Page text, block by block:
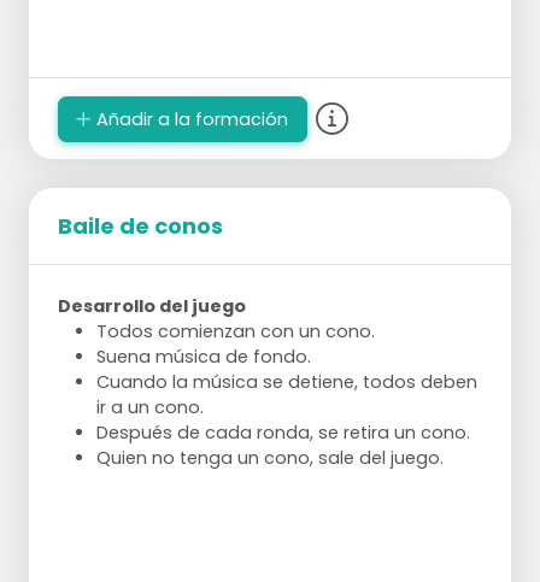
Añadir a la formación
Baile de conos
Desarrollo del juego
Todos comienzan con un cono.
Suena música de fondo.
Cuando la música se detiene, todos deben
ir a un cono.
Después de cada ronda, se retira un cono.
Quien no tenga un cono, sale del juego.